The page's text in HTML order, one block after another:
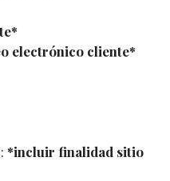
electrónico cliente*
*incluir finalidad sitio